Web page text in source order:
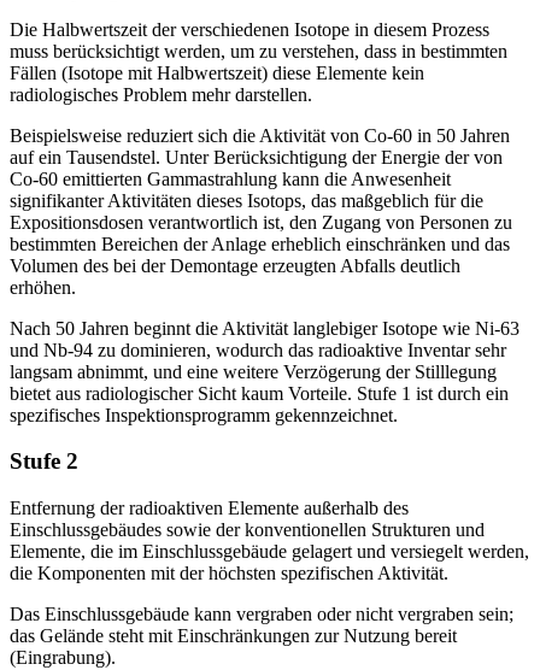
Die Halbwertszeit der verschiedenen Isotope in diesem Prozess
muss berücksichtigt werden, um zu verstehen, dass in bestimmten
Fällen (Isotope mit Halbwertszeit) diese Elemente kein
radiologisches Problem mehr darstellen.
Beispielsweise reduziert sich die Aktivität von Co-60 in 50 Jahren
auf ein Tausendstel. Unter Berücksichtigung der Energie der von
Co-60 emittierten Gammastrahlung kann die Anwesenheit
signifikanter Aktivitäten dieses Isotops, das maßgeblich für die
Expositionsdosen verantwortlich ist, den Zugang von Personen zu
bestimmten Bereichen der Anlage erheblich einschränken und das
Volumen des bei der Demontage erzeugten Abfalls deutlich
erhöhen.
Nach 50 Jahren beginnt die Aktivität langlebiger Isotope wie Ni-63
und Nb-94 zu dominieren, wodurch das radioaktive Inventar sehr
langsam abnimmt, und eine weitere Verzögerung der Stilllegung
bietet aus radiologischer Sicht kaum Vorteile. Stufe 1 ist durch ein
spezifisches Inspektionsprogramm gekennzeichnet.
Stufe 2
Entfernung der radioaktiven Elemente außerhalb des
Einschlussgebäudes sowie der konventionellen Strukturen und
Elemente, die im Einschlussgebäude gelagert und versiegelt werden,
die Komponenten mit der höchsten spezifischen Aktivität.
Das Einschlussgebäude kann vergraben oder nicht vergraben sein;
das Gelände steht mit Einschränkungen zur Nutzung bereit
(Eingrabung).